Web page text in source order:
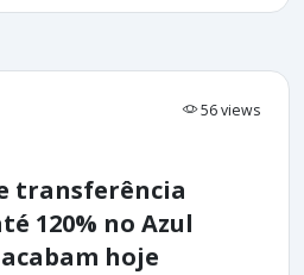
56 views
transferência
120% no Azul
hoje